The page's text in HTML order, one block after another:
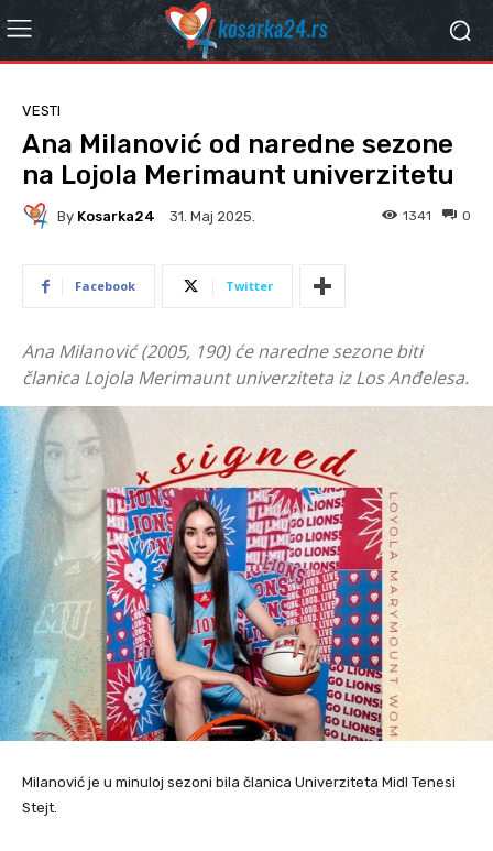
VESTI
Ana Milanović od naredne sezone
na Lojola Merimaunt univerzitetu
By Kosarka24 31. Мај 2025. 0
1341
Facebook Twitter
Ana Milanović (2005, 190) će naredne sezone biti
članica Lojola Merimaunt univerziteta iz Los Anđelesa.
Milanović je u minuloj sezoni bila članica Univerziteta Midl Tenesi
Stejt.